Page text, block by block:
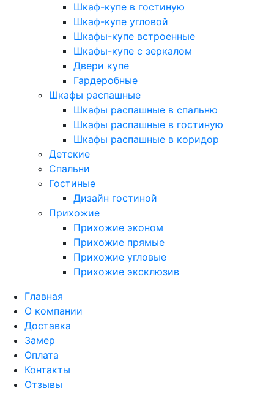
Шкаф-купе в гостиную
Шкаф-купе угловой
Шкафы-купе встроенные
Шкафы-купе с зеркалом
Двери купе
Гардеробные
Шкафы распашные
Шкафы распашные в спальню
Шкафы распашные в гостиную
Шкафы распашные в коридор
Детские
Спальни
Гостиные
Дизайн гостиной
Прихожие
Прихожие эконом
Прихожие прямые
Прихожие угловые
Прихожие эксклюзив
Главная
О компании
Доставка
Замер
Оплата
Контакты
Отзывы